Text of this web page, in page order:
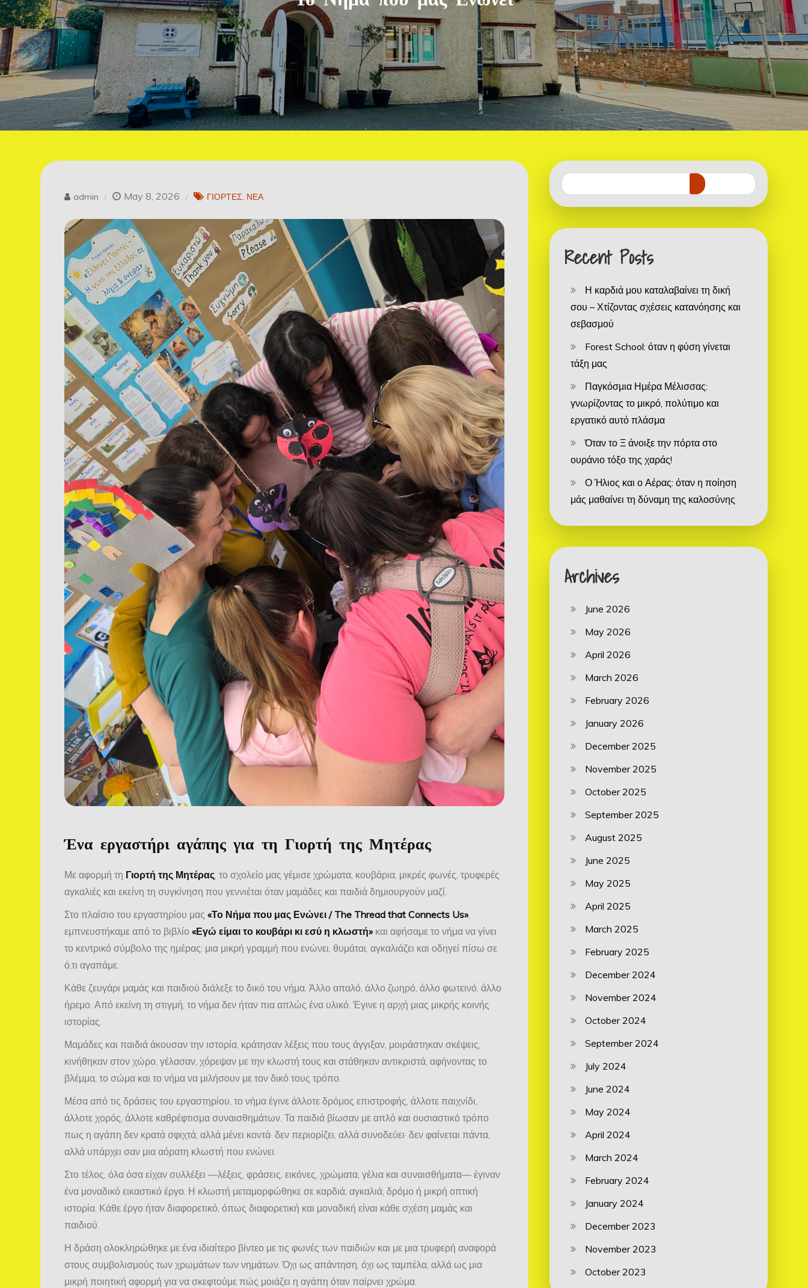
admin May 8, 2026 ΓΙΟΡΤΕΣ ΝΕΑ
Ένα εργαστήρι αγάπης για τη Γιορτή της Μητέρας
Με αφορμή τη Γιορτή της Μητέρας , το σχολείο μας γέμισε χρώματα, κουβάρια, μικρές φωνές, τρυφερές
αγκαλιές και εκείνη τη συγκίνηση που γεννιέται όταν μαμάδες και παιδιά δημιουργούν μαζί.
Στο πλαίσιο του εργαστηρίου μας«Το Νήμα που μας Ενώνει / The Thread that Connects Us»,
εμπνευστήκαμε από το βιβλίο«Εγώ είμαι το κουβάρι κι εσύ η κλωστή»και αφήσαμε το νήμα να γίνει
το κεντρικό σύμβολο της ημέρας: μια μικρή γραμμή που ενώνει, θυμάται, αγκαλιάζει και οδηγεί πίσω σε
ό,τι αγαπάμε.
Κάθε ζευγάρι μαμάς και παιδιού διάλεξε το δικό του νήμα. Άλλο απαλό, άλλο ζωηρό, άλλο φωτεινό, άλλο
ήρεμο. Από εκείνη τη στιγμή, το νήμα δεν ήταν πια απλώς ένα υλικό. Έγινε η αρχή μιας μικρής κοινής
ιστορίας.
Μαμάδες και παιδιά άκουσαν την ιστορία, κράτησαν λέξεις που τους άγγιξαν, μοιράστηκαν σκέψεις,
κινήθηκαν στον χώρο, γέλασαν, χόρεψαν με την κλωστή τους και στάθηκαν αντικριστά, αφήνοντας το
βλέμμα, το σώμα και το νήμα να μιλήσουν με τον δικό τους τρόπο.
Μέσα από τις δράσεις του εργαστηρίου, το νήμα έγινε άλλοτε δρόμος επιστροφής, άλλοτε παιχνίδι,
άλλοτε χορός, άλλοτε καθρέφτισμα συναισθημάτων. Τα παιδιά βίωσαν με απλό και ουσιαστικό τρόπο
πως η αγάπη δεν κρατά σφιχτά, αλλά μένει κοντά· δεν περιορίζει, αλλά συνοδεύει· δεν φαίνεται πάντα,
αλλά υπάρχει σαν μια αόρατη κλωστή που ενώνει.
Στο τέλος, όλα όσα είχαν συλλέξει —λέξεις, φράσεις, εικόνες, χρώματα, γέλια και συναισθήματα— έγιναν
ένα μοναδικό εικαστικό έργο. Η κλωστή μεταμορφώθηκε σε καρδιά, αγκαλιά, δρόμο ή μικρή οπτική
ιστορία. Κάθε έργο ήταν διαφορετικό, όπως διαφορετική και μοναδική είναι κάθε σχέση μαμάς και
παιδιού.
Η δράση ολοκληρώθηκε με ένα ιδιαίτερο βίντεο με τις φωνές των παιδιών και με μια τρυφερή αναφορά
στους συμβολισμούς των χρωμάτων των νημάτων. Όχι ως απάντηση, όχι ως ταμπέλα, αλλά ως μια
μικρή ποιητική αφορμή για να σκεφτούμε πώς μοιάζει η αγάπη όταν παίρνει χρώμα.
Recent Posts
Η καρδιά μου καταλαβαίνει τη δική
σου – Χτίζοντας σχέσεις κατανόησης και
σεβασμού
Forest School: όταν η φύση γίνεται
τάξη μας
Παγκόσμια Ημέρα Μέλισσας:
γνωρίζοντας το μικρό, πολύτιμο και
εργατικό αυτό πλάσμα
Όταν το Ξ άνοιξε την πόρτα στο
ουράνιο τόξο της χαράς!
Ο Ήλιος και ο Αέρας: όταν η ποίηση
μάς μαθαίνει τη δύναμη της καλοσύνης
Archives
June 2026
May 2026
April 2026
March 2026
February 2026
January 2026
December 2025
November 2025
October 2025
September 2025
August 2025
June 2025
May 2025
April 2025
March 2025
February 2025
December 2024
November 2024
October 2024
September 2024
July 2024
June 2024
May 2024
April 2024
March 2024
February 2024
January 2024
December 2023
November 2023
October 2023